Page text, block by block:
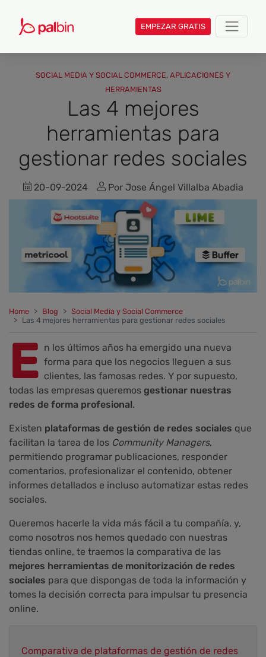
EMPEZAR GRATIS
SOCIAL MEDIA Y SOCIAL COMMERCE, APLICACIONES Y
HERRAMIENTAS
Las 4 mejores
herramientas para
gestionar redes sociales
20-09-2024 Por Jose Ángel Villalba Abadia
Home Blog
Social Media y Social Commerce
Las 4 mejores herramientas para gestionar redes sociales
E n los últimos años ha emergido una nueva
forma para que los negocios lleguen a sus
clientes, las famosas redes. Y por supuesto,
todas las empresas queremos gestionar nuestras
redes de forma profesional.
Existen plataformas de gestión de redes sociales que
facilitan la tarea de los Community Managers,
permitiendo programar publicaciones, responder
comentarios, profesionalizar el contenido, obtener
informes detallados e incluso automatizar estas redes
sociales.
Queremos hacerle la vida más fácil a tu compañía, y,
como nosotros nos hemos quedado con nuestras
tiendas online, te traemos la comparativa de las
mejores herramientas de monitorización de redes
sociales para que dispongas de toda la información y
tomes la decisión correcta para impulsar tu presencia
online.
Comparativa de plataformas de gestión de redes